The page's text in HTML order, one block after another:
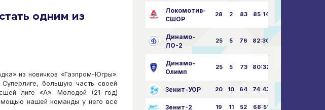
одним из
из новичков «Газпром-Югры».
большую часть своей
лиге «А». Молодой (21 год)
нашей команды у него все
Локомотив-
СШОР
28 2 83 85:14
Динамо-
ЛО-2
25 5 76 82:30
Динамо-
Олимп
25 5 73 80:32
Зенит-УОР 20 10 64 74:43
Зенит-2 19 11 52 68:51